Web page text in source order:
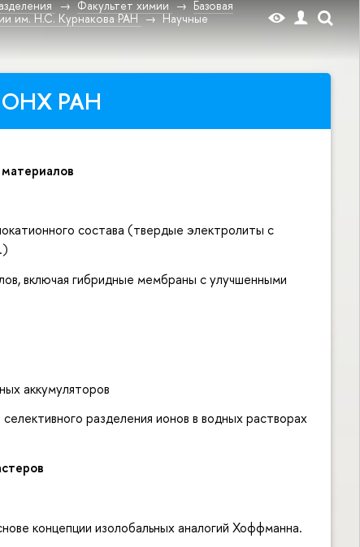
Факультет химии
Базовая
им. Н.С. Курнакова РАН
Научные
РАН
состава (твердые электролиты с
включая гибридные мембраны с улучшенными
аккумуляторов
разделения ионов в водных растворах
концепции изолобальных аналогий Хоффманна.